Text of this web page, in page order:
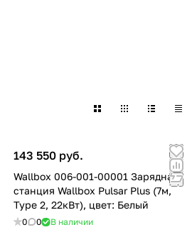
143 550 руб.
Wallbox 006-001-00001 Зарядная
станция Wallbox Pulsar Plus (7м,
Type 2, 22кВт), цвет: Белый
0 0 В наличии